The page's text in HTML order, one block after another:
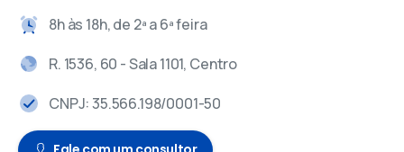
8h às 18h, de 2ª a 6ª feira
R. 1536, 60 - Sala 1101, Centro
CNPJ: 35.566.198/0001-50